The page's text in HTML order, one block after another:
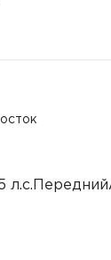
л.с. Передний